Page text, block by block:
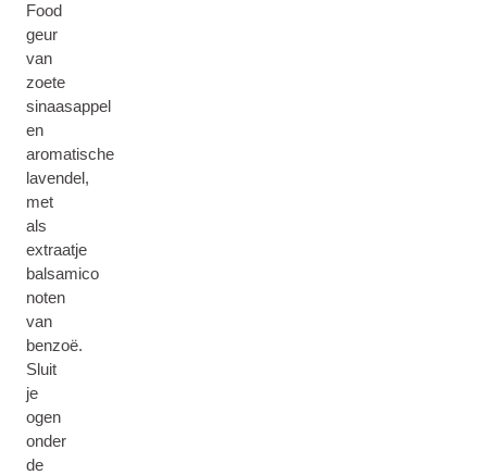
Food
geur
van
zoete
sinaasappel
en
aromatische
lavendel,
met
als
extraatje
balsamico
noten
van
benzoë.
Sluit
je
ogen
onder
de